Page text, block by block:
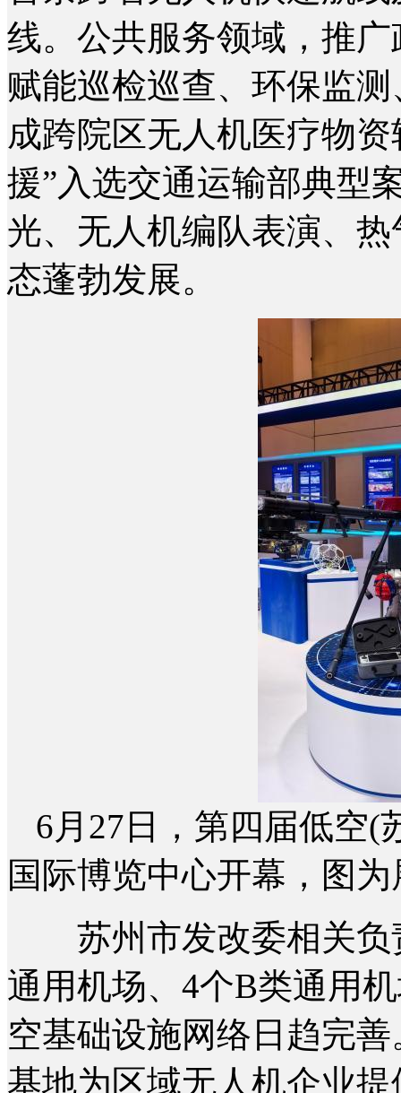
线。公共服务领域，推
赋能巡检巡查、环保监
成跨院区无人机医疗物
援”入选交通运输部典型
光、无人机编队表演、
态蓬勃发展。
6月27日，第四届低空(
国际博览中心开幕，图
苏州市发改委相关负
通用机场、4个B类通用
空基础设施网络日趋完
基地为区域无人机企业